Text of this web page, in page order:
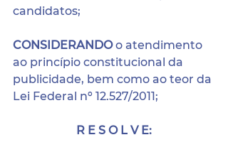
candidatos;
CONSIDERANDO o atendimento
ao princípio constitucional da
publicidade, bem como ao teor da
Lei Federal nº 12.527/2011;
R E S O L V E: